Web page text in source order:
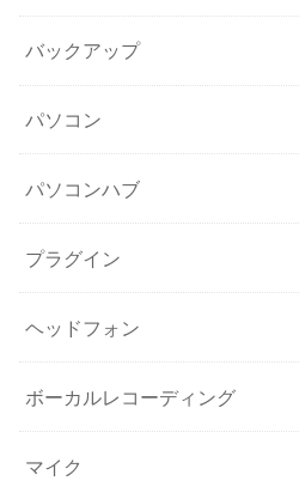
バックアップ
パソコン
パソコンハブ
プラグイン
ヘッドフォン
ボーカルレコーディング
マイク